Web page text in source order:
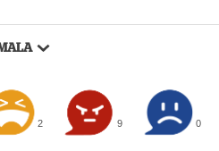
2 9 0